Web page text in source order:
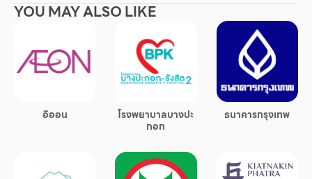
Service
Superstores
กิจกรรมและโปรโมชั่น
YOU MAY ALSO LIKE
อิออน โรงพยาบาลบางปะ
กอก
ธนาคารกรุงเทพ